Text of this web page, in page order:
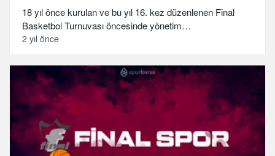
18 yıl önce kurulan ve bu yıl 16. kez düzenlenen Final
Basketbol Turnuvası öncesinde yönetim…
2 yıl önce